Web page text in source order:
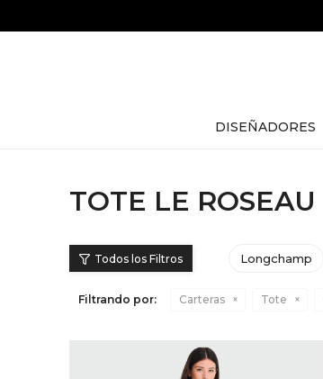
DISEÑADORES
TOTE LE ROSEAU
Longchamp
Filtrando por: Carteras Tote